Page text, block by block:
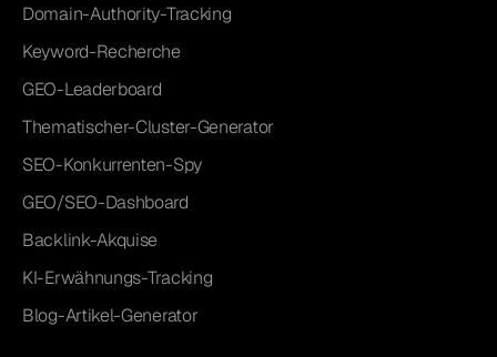
Domain-Authority-Tracking
Keyword-Recherche
GEO-Leaderboard
Thematischer-Cluster-Generator
SEO-Konkurrenten-Spy
GEO/SEO-Dashboard
Backlink-Akquise
KI-Erwähnungs-Tracking
Blog-Artikel-Generator